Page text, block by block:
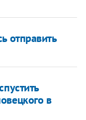
отправить
в